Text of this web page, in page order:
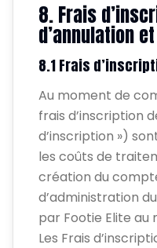
8. Frais
d’annulation
8.1 Frais
Au moment de
frais d’inscription
d’inscription »)
les coûts de
création du
d’administration
par Footie Elite au
Les Frais